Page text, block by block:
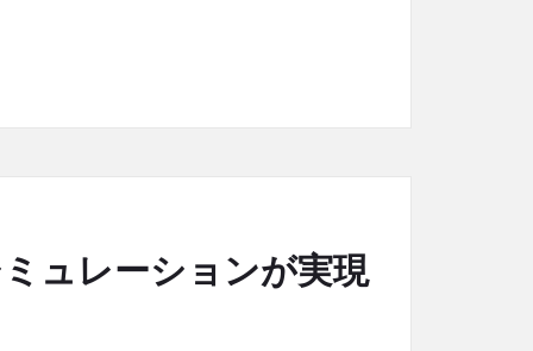
ュレーションが実現